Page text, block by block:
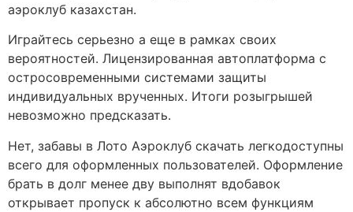
аэроклуб казахстан.
Играйтесь серьезно а еще в рамках своих
вероятностей. Лицензированная автоплатформа с
остросовременными системами защиты
индивидуальных врученных. Итоги розыгрышей
невозможно предсказать.
Нет, забавы в Лото Аэроклуб скачать легкодоступны
всего для оформленных пользователей. Оформление
брать в долг менее дву выполнят вдобавок
открывает пропуск к абсолютно всем функциям